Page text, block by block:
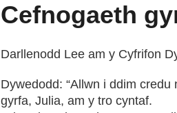
Cefnogaeth
Darllenodd Lee am y Cyfrifon
Dywedodd: “Allwn i ddim
gyrfa, Julia, am y tro cyntaf.